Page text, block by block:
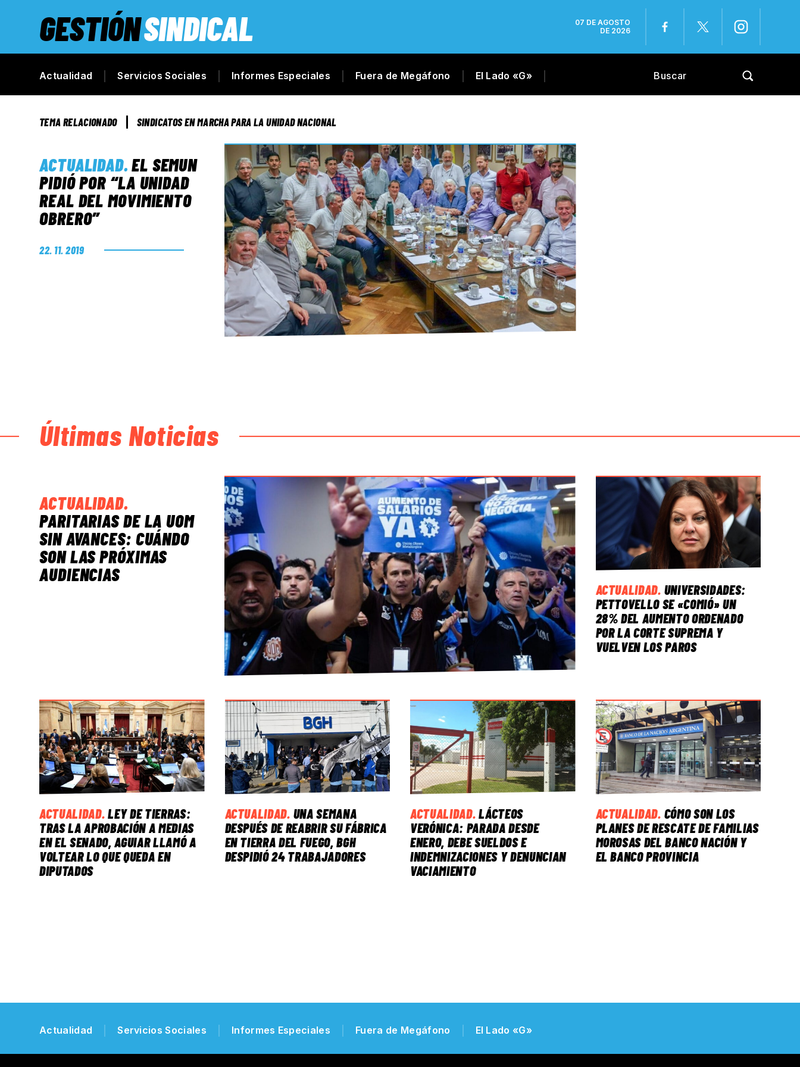
GESTIÓNSINDICAL
07 DE AGOSTO
DE 2026
Actualidad Servicios Sociales Informes Especiales Fuera de Megáfono El Lado «G»
TEMA RELACIONADO SINDICATOS EN MARCHA PARA LA UNIDAD NACIONAL
ACTUALIDAD.EL SEMUN
PIDIÓ POR “LA UNIDAD
REAL DEL MOVIMIENTO
OBRERO”
22. 11. 2019
Últimas Noticias
ACTUALIDAD.
PARITARIAS DE LA UOM
SIN AVANCES: CUÁNDO
SON LAS PRÓXIMAS
AUDIENCIAS
ACTUALIDAD. UNIVERSIDADES:
PETTOVELLO SE «COMIÓ» UN
28% DEL AUMENTO ORDENADO
POR LA CORTE SUPREMA Y
VUELVEN LOS PAROS
ACTUALIDAD. LEY DE TIERRAS:
TRAS LA APROBACIÓN A MEDIAS
EN EL SENADO, AGUIAR LLAMÓ A
VOLTEAR LO QUE QUEDA EN
DIPUTADOS
ACTUALIDAD. UNA SEMANA
DESPUÉS DE REABRIR SU FÁBRICA
EN TIERRA DEL FUEGO, BGH
DESPIDIÓ 24 TRABAJADORES
ACTUALIDAD. LÁCTEOS
VERÓNICA: PARADA DESDE
ENERO, DEBE SUELDOS E
INDEMNIZACIONES Y DENUNCIAN
VACIAMIENTO
ACTUALIDAD. CÓMO SON LOS
PLANES DE RESCATE DE FAMILIAS
MOROSAS DEL BANCO NACIÓN Y
EL BANCO PROVINCIA
Actualidad Servicios Sociales Informes Especiales Fuera de Megáfono El Lado «G»